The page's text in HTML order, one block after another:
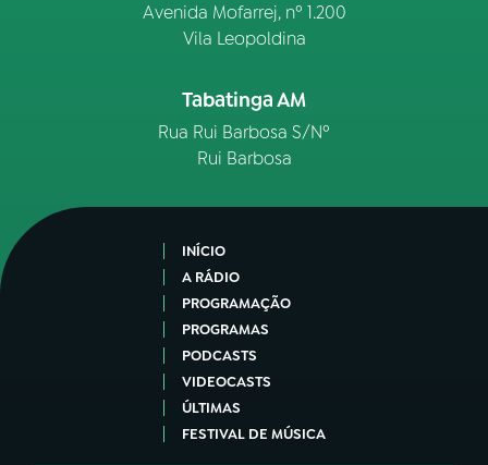
Avenida Mofarrej, nº 1.200
Vila Leopoldina
Tabatinga AM
Rua Rui Barbosa S/Nº
Rui Barbosa
INÍCIO
A RÁDIO
PROGRAMAÇÃO
PROGRAMAS
PODCASTS
VIDEOCASTS
ÚLTIMAS
FESTIVAL DE MÚSICA